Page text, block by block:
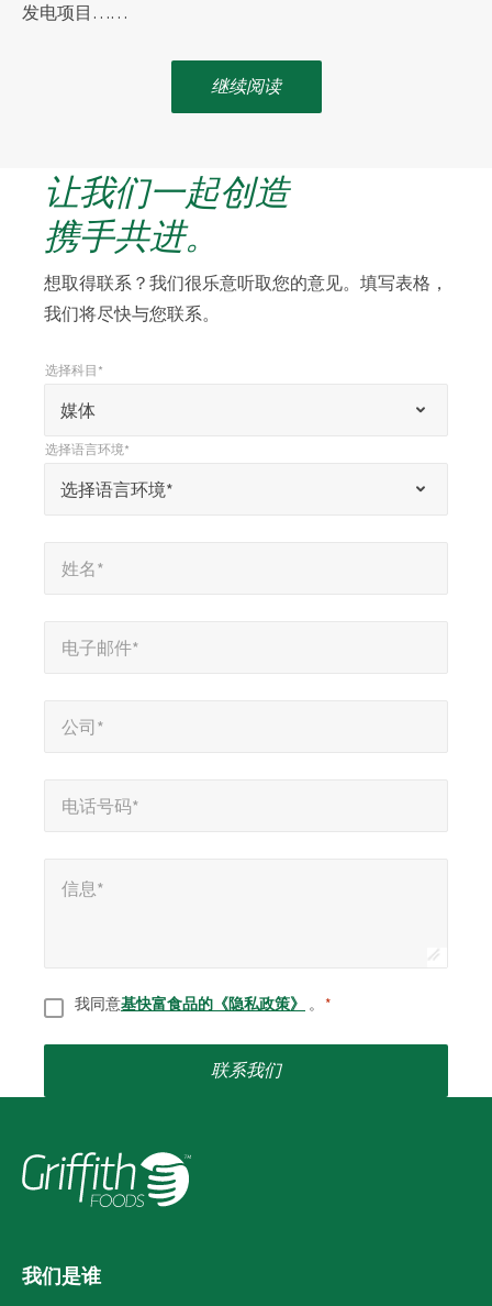
发电项目……
继续阅读
让我们一起创造
携手共进。
想取得联系？我们很乐意听取您的意见。填写表格，
我们将尽快与您联系。
”
媒体
选择科目*
选择语言环境*
选择语言环境*
姓名*
电子邮件*
公司*
电话号码*
信息*
同意
* 我同意基快富食品的《隐私政策》 。 *
联系我们
我们是谁